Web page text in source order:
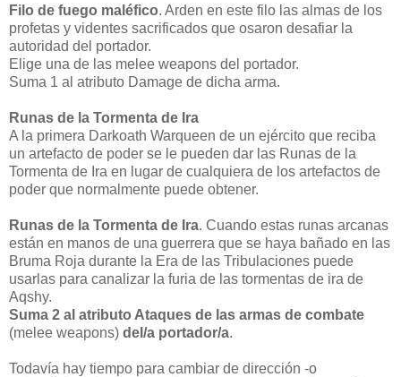
Filo de fuego maléfico. Arden en este filo las almas de los
profetas y videntes sacrificados que osaron desafiar la
autoridad del portador.
Elige una de las melee weapons del portador.
Suma 1 al atributo Damage de dicha arma.
Runas de la Tormenta de Ira
A la primera Darkoath Warqueen de un ejército que reciba
un artefacto de poder se le pueden dar las Runas de la
Tormenta de Ira en lugar de cualquiera de los artefactos de
poder que normalmente puede obtener.
Runas de la Tormenta de Ira. Cuando estas runas arcanas
están en manos de una guerrera que se haya bañado en las
Bruma Roja durante la Era de las Tribulaciones puede
usarlas para canalizar la furia de las tormentas de ira de
Aqshy.
Suma 2 al atributo Ataques de las armas de combate
(melee weapons) del/a portador/a.
Todavía hay tiempo para cambiar de dirección -o